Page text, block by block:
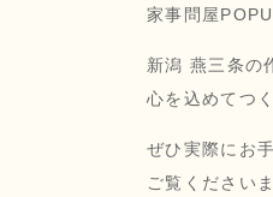
家事問屋
新潟 燕三条の
心を込めてつ
ぜひ実際にお
ご覧くださいま